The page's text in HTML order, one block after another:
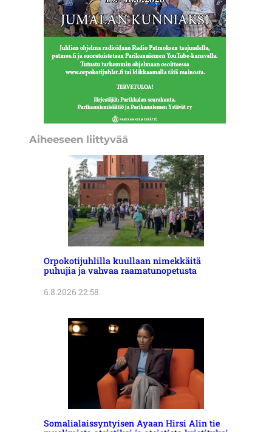
Aiheeseen liittyvää
Orpokotijuhlilla kuullaan nimekkäitä
puhujia ja vahvaa raamatunopetusta
6.8.2026 22:58
Somalialaissyntyisen Ayaan Hirsi Alin tie